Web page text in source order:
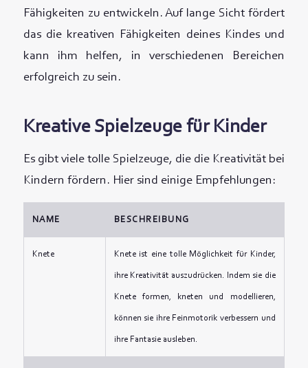
Fähigkeiten zu entwickeln. Auf lange Sicht fördert
das die kreativen Fähigkeiten deines Kindes und
kann ihm helfen, in verschiedenen Bereichen
erfolgreich zu sein.
Kreative Spielzeuge für Kinder
Es gibt viele tolle Spielzeuge, die die Kreativität bei
Kindern fördern. Hier sind einige Empfehlungen:
NAME BESCHREIBUNG
Knete Knete ist eine tolle Möglichkeit für Kinder,
ihre Kreativität auszudrücken. Indem sie die
Knete formen, kneten und modellieren,
können sie ihre Feinmotorik verbessern und
ihre Fantasie ausleben.